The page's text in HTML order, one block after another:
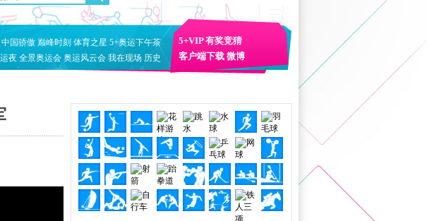
中国骄傲 巅峰时刻 体育之星 5+奥运下午茶
夜 全景奥运会 奥运风云会 我在现场 历史
5+VIP 有奖竞猜
客户端下载 微博